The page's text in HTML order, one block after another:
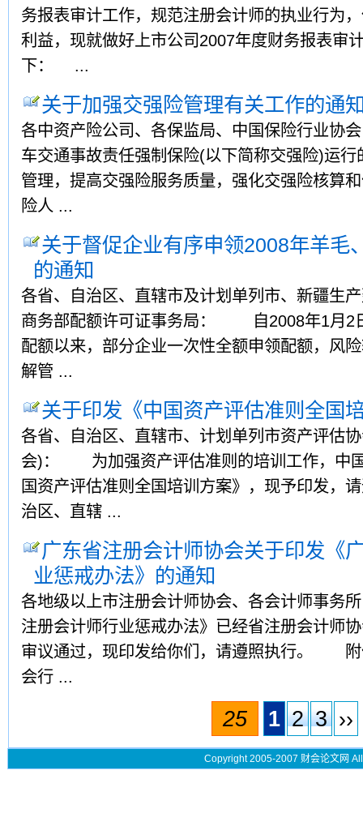
务报表审计工作，规范注册会计师的执业行为
利益，现就做好上市公司2007年度财务报表审
下： ...
关于加强交强险管理有关工作的通
各中资产险公司、各保监局、中国保险行业
车交通事故责任强制保险(以下简称交强险)运
管理，提高交强险服务质量，强化交强险核算
险人 ...
关于督促企业有序申领2008年羊毛
的通知
各省、自治区、直辖市及计划单列市、新疆生
商务部配额许可证事务局： 自2008年1月2
配额以来，部分企业一次性全额申领配额，风
解管 ...
关于印发《中国资产评估准则全国
各省、自治区、直辖市、计划单列市资产评估
会)： 为加强资产评估准则的培训工作，中
国资产评估准则全国培训方案》，现予印发
治区、直辖 ...
广东省注册会计师协会关于印发《
业惩戒办法》的通知
各地级以上市注册会计师协会、各会计师事
注册会计师行业惩戒办法》已经省注册会计师
审议通过，现印发给你们，请遵照执行。 附
会行 ...
25 1 2 3 ››
Copyright 2005-2007 财会论文网